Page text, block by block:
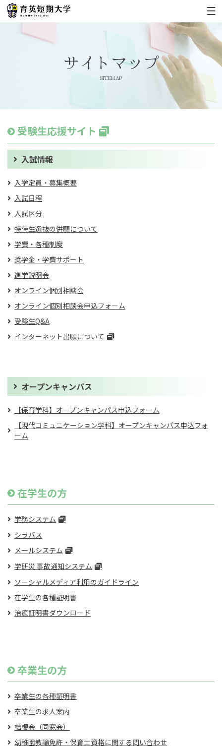
サイトマップ
SITEMAP
受験生応援サイト
入試情報
入学定員・募集概要
入試日程
入試区分
特待生選抜の併願について
学費・各種制度
奨学金・学費サポート
進学説明会
オンライン個別相談会
オンライン個別相談会申込フォーム
受験生Q&A
インターネット出願について
オープンキャンパス
【保育学科】オープンキャンパス申込フォーム
【現代コミュニケーション学科】オープンキャンパス申込フォ
ーム
在学生の方
学務システム
シラバス
メールシステム
学研災 事故通知システム
ソーシャルメディア利用のガイドライン
在学生の各種証明書
治癒証明書ダウンロード
卒業生の方
卒業生の各種証明書
卒業生の求人案内
桔梗会（同窓会）
幼稚園教諭免許・保育士資格に関する問い合わせ